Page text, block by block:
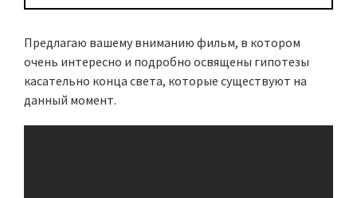
Предлагаю вашему вниманию фильм, в котором
очень интересно и подробно освящены гипотезы
касательно конца света, которые существуют на
данный момент.